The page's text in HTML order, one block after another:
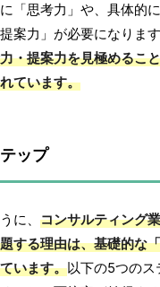
「思考力」や、具体的
案力」が必要になりま
・提案力を見極めるこ
ています。
ップ
に、 コンサルティング
する理由は、基礎的な
います。以下の5つのス